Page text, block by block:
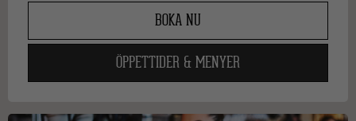
BOKA NU
ÖPPETTIDER & MENYER